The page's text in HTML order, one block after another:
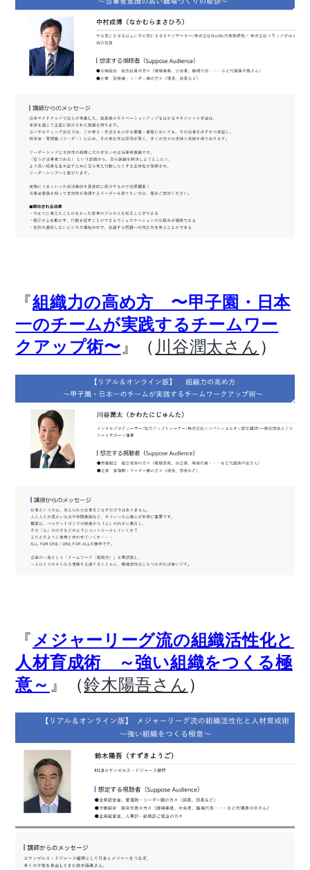
『組織力の高め方 〜甲子園・日本
一のチームが実践するチームワー
クアップ術〜 』（ 川谷潤太さん ）
『 メジャーリーグ流の組織活性化と
人材育成術 ～強い組織をつくる極
意～ 』（鈴木陽吾さん ）